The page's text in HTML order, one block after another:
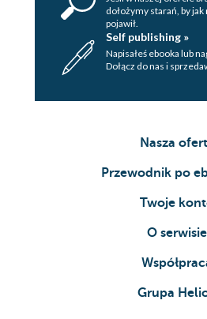
dołożymy starań, by
pojawił.
Self publishing »
Napisałeś ebooka lub
Dołącz do nas i
Nasza
Przewodnik po
Twoje
O serwisie
Grupa